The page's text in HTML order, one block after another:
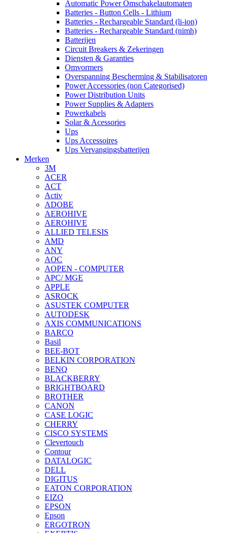
Automatic Power Omschakelautomaten
Batteries - Button Cells - Lithium
Batteries - Rechargeable Standard (li-ion)
Batteries - Rechargeable Standard (nimh)
Batterijen
Circuit Breakers & Zekeringen
Diensten & Garanties
Omvormers
Overspanning Bescherming & Stabilisatoren
Power Accessories (non Categorised)
Power Distribution Units
Power Supplies & Adapters
Powerkabels
Solar & Acessories
Ups
Ups Accessoires
Ups Vervangingsbatterijen
Merken
3M
ACER
ACT
Activ
ADOBE
AEROHIVE
AEROHIVE
ALLIED TELESIS
AMD
ANY
AOC
AOPEN - COMPUTER
APC/ MGE
APPLE
ASROCK
ASUSTEK COMPUTER
AUTODESK
AXIS COMMUNICATIONS
BARCO
Basil
BEE-BOT
BELKIN CORPORATION
BENQ
BLACKBERRY
BRIGHTBOARD
BROTHER
CANON
CASE LOGIC
CHERRY
CISCO SYSTEMS
Clevertouch
Contour
DATALOGIC
DELL
DIGITUS
EATON CORPORATION
EIZO
EPSON
Epson
ERGOTRON